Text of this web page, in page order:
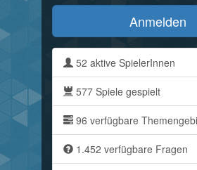
Anmelden
52 aktive SpielerInnen
577 Spiele gespielt
96 verfügbare
1.452 verfügbare Fragen